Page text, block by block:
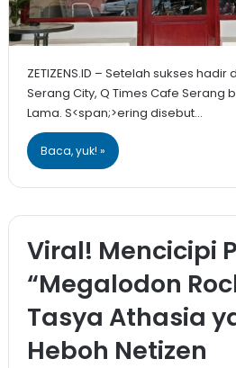
ZETIZENS.ID – Setelah sukses
Serang City, Q Times Cafe Serang
Lama. S<span;>ering disebut…
Baca, yuk! »
Viral! Mencicipi
“Megalodon
Tasya Athasia
Heboh Netizen